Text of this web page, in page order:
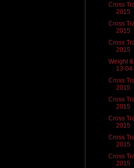
Cross
2015
Cross
2015
Cross
2015
Weight
13-
Cross
2015
Cross
2015
Cross
2015
Cross
2015
Cross
2015